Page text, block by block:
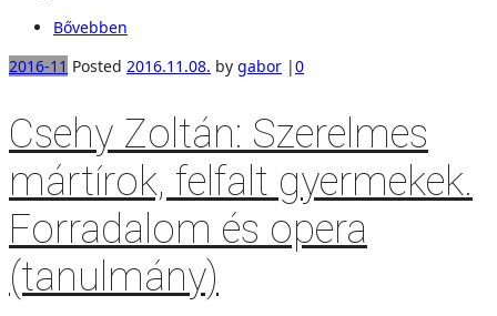
Bővebben
2016-11 Posted 2016.11.08. by gabor |0
Csehy Zoltán: Szerelmes
mártírok, felfalt gyermekek.
Forradalom és opera
(tanulmány)